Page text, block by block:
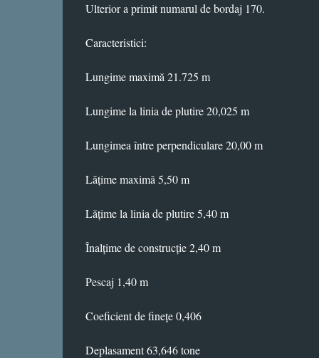
Ulterior a primit numarul de bordaj 170.
Caracteristici:
Lungime maximă 21.725 m
Lungime la linia de plutire 20,025 m
Lungimea între perpendiculare 20,00 m
Lățime maximă 5,50 m
Lățime la linia de plutire 5,40 m
Înalțime de construcție 2,40 m
Pescaj 1,40 m
Coeficient de finețe 0,406
Deplasament 63,646 tone